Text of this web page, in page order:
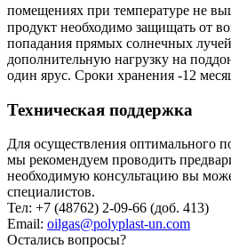
помещениях при температуре не
продукт необходимо защищать от
попадания прямых солнечных
дополнительную нагрузку на
один ярус. Сроки хранения -12
Техническая поддержка
Для осуществления оптимального
мы рекомендуем проводить
необходимую консультацию вы
специалистов.
Тел: +7 (48762) 2-09-66 (доб. 413)
Email: oilgas@polyplast-un.com
Остались вопросы?